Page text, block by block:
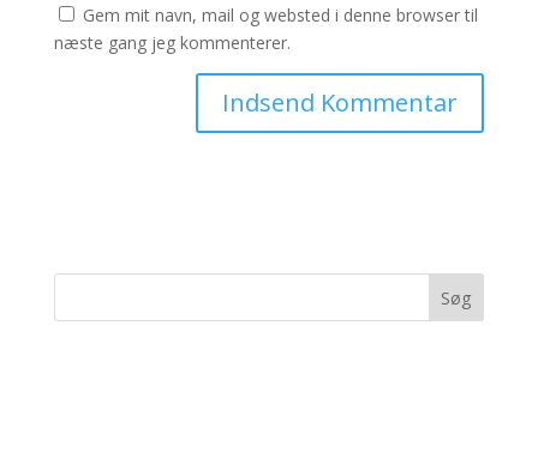
Gem mit navn, mail og websted i denne browser til
næste gang jeg kommenterer.